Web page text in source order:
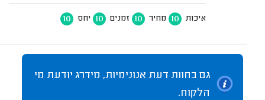
איכות 10 מחיר 10 זמנים 10 יחס 10
גם בחוות דעת אנונימיות, מידרג יודעת מי
הלקוח.